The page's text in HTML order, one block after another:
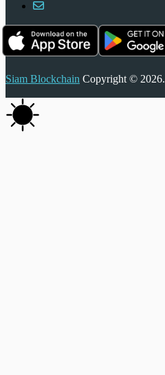
Siam Blockchain Copyright © 2026.